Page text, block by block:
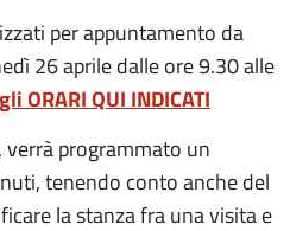
per appuntamento da
26 aprile dalle ore 9.30 alle
ORARI QUI INDICATI
verrà programmato un
tenendo conto anche del
la stanza fra una visita e